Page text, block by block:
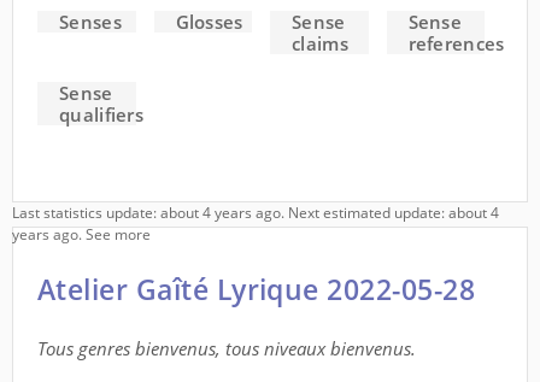
Senses Glosses
Sense
claims
Sense
references
Sense
qualifiers
Last statistics update: about 4 years ago. Next estimated update: about 4
years ago.See more
Atelier Gaîté Lyrique 2022-05-28
Tous genres bienvenus, tous niveaux bienvenus.